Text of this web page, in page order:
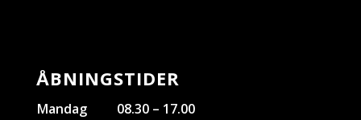
ÅBNINGSTIDER
Mandag
08.30 – 17.00